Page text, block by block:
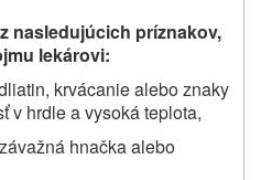
nasledujúcich príznakov,
lekárovi:
krvácanie alebo znaky
v hrdle a vysoká teplota,
hnačka alebo